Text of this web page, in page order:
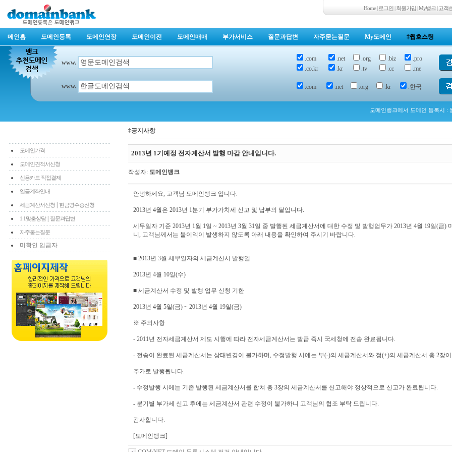
Home| 로그인|회원가입|My뱅크| 고객
메인홈 도메인등록 도메인연장 도메인이전 도메인매매 부가서비스 질문과답변 자주묻는질문 My도메인 ‡웹호스팅
www.
.com .net .org .biz
.pro
.co.kr
.kr .tv .cc .me
www. .com .net .org .kr .한국
도메인뱅크에서 도메인 등록시 :
도메인가격
도메인견적서신청
신용카드 직접결제
입금계좌안내
세금계산서신청 현금영수증신청
1:1맞춤상담| 질문과답변
자주묻는질문
미확인 입금자
‡공지사항
2013년 1기예정 전자계산서 발행 마감 안내입니다.
작성자: 도메인뱅크
안녕하세요, 고객님 도메인뱅크 입니다.
2013년 4월은 2013년 1분기 부가가치세 신고 및 납부의 달입니다.
세무일자 기준 2013년 1월 1일 ~ 2013년 3월 31일 중 발행된 세금계산서에 대한 수정 및 발행업무가 2013년 4월 19일(금)
니, 고객님께서는 불이익이 발생하지 않도록 아래 내용을 확인하여 주시기 바랍니다.
■ 2013년 3월 세무일자의 세금계산서 발행일
2013년 4월 10일(수)
■ 세금계산서 수정 및 발행 업무 신청 기한
2013년 4월 5일(금) ~ 2013년 4월 19일(금)
※ 주의사항
- 2011년 전자세금계산서 제도 시행에 따라 전자세금계산서는 발급 즉시 국세청에 전송 완료됩니다.
- 전송이 완료된 세금계산서는 상태변경이 불가하며, 수정발행 시에는 부(-)의 세금계산서와 정(+)의 세금계산서 총 2장이
추가로 발행됩니다.
- 수정발행 시에는 기존 발행된 세금계산서를 합쳐 총 3장의 세금계산서를 신고해야 정상적으로 신고가 완료됩니다.
- 분기별 부가세 신고 후에는 세금계산서 관련 수정이 불가하니 고객님의 협조 부탁 드립니다.
감사합니다.
[도메인뱅크]